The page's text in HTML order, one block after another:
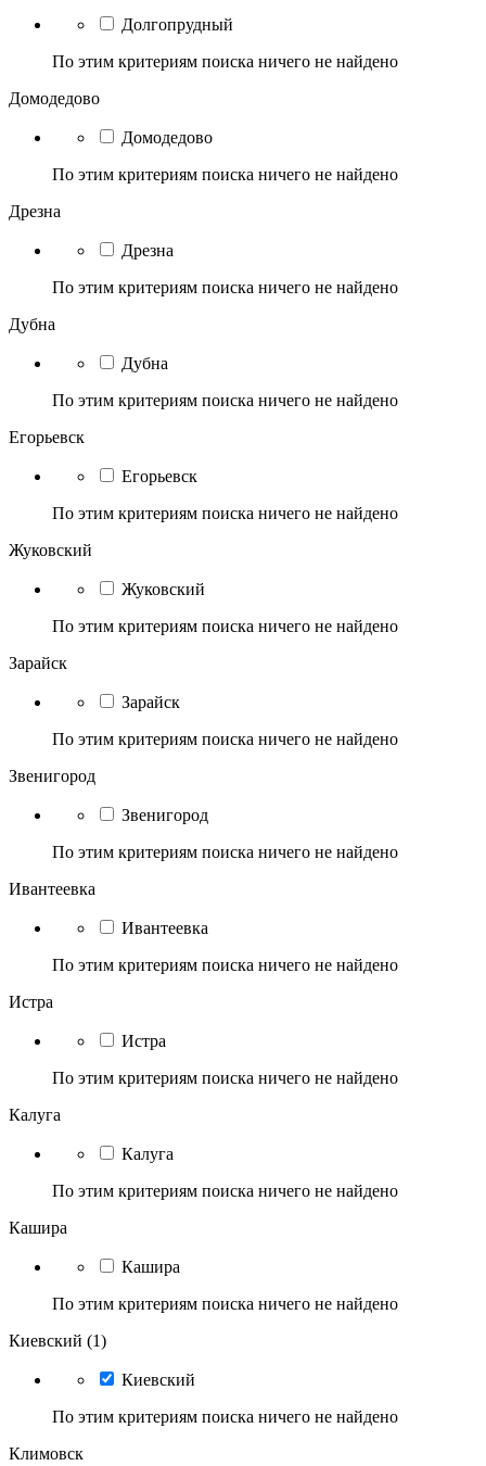
Долгопрудный
По этим критериям поиска ничего не найдено
Домодедово
Домодедово
По этим критериям поиска ничего не найдено
Дрезна
Дрезна
По этим критериям поиска ничего не найдено
Дубна
Дубна
По этим критериям поиска ничего не найдено
Егорьевск
Егорьевск
По этим критериям поиска ничего не найдено
Жуковский
Жуковский
По этим критериям поиска ничего не найдено
Зарайск
Зарайск
По этим критериям поиска ничего не найдено
Звенигород
Звенигород
По этим критериям поиска ничего не найдено
Ивантеевка
Ивантеевка
По этим критериям поиска ничего не найдено
Истра
Истра
По этим критериям поиска ничего не найдено
Калуга
Калуга
По этим критериям поиска ничего не найдено
Кашира
Кашира
По этим критериям поиска ничего не найдено
Киевский (1)
Киевский
По этим критериям поиска ничего не найдено
Климовск